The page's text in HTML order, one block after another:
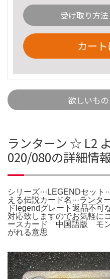
受け取り方
カー
欲しいも
ランターン ☆ L2
020/080の詳細情
シリーズ···LEGENDセット
える伝説カード名···ランタ
ドlegendグレート返品不可
対応致しますのでお気軽に
ースカード 中国語版 モン
がれる意思